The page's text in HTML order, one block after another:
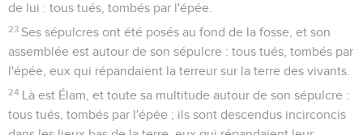
de lui : tous tués, tombés par l'épée.
23 Ses sépulcres ont été posés au fond de la fosse, et son
assemblée est autour de son sépulcre : tous tués, tombés par
l'épée, eux qui répandaient la terreur sur la terre des vivants.
24 Là est Élam, et toute sa multitude autour de son sépulcre :
tous tués, tombés par l'épée ; ils sont descendus incirconcis